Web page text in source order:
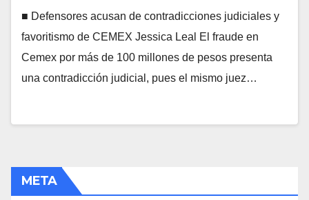
■ Defensores acusan de contradicciones judiciales y
favoritismo de CEMEX Jessica Leal El fraude en
Cemex por más de 100 millones de pesos presenta
una contradicción judicial, pues el mismo juez…
META